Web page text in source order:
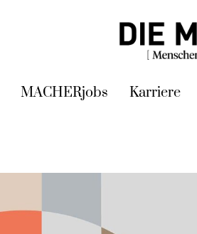
MACHERjobs Karriere